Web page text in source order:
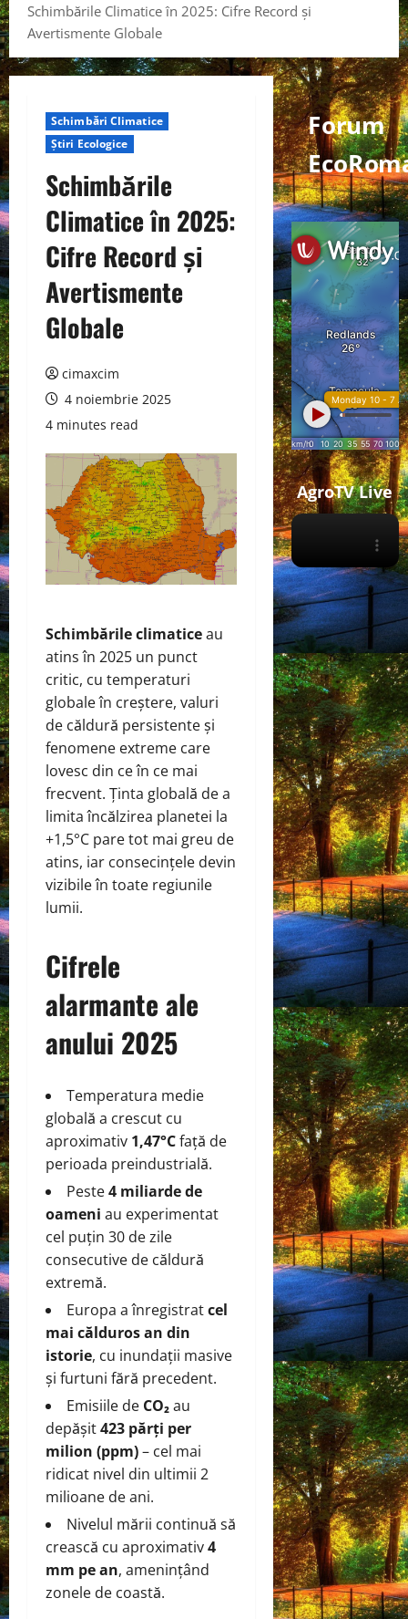
Schimbările Climatice în 2025: Cifre Record și
Avertismente Globale
Schimbări Climatice
Știri Ecologice
Schimbările
Climatice în 2025:
Cifre Record și
Avertismente
Globale
cimaxcim
4 noiembrie 2025
4 minutes read
Schimbările climaticeau
atins în 2025 un punct
critic, cu temperaturi
globale în creștere, valuri
de căldură persistente și
fenomene extreme care
lovesc din ce în ce mai
frecvent. Ținta globală de a
limita încălzirea planetei la
+1,5°C pare tot mai greu de
atins, iar consecințele devin
vizibile în toate regiunile
lumii.
Cifrele
alarmante ale
anului 2025
Temperatura medie
globală a crescut cu
aproximativ 1,47°Cfață de
perioada preindustrială.
Peste4 miliarde de
oameni au experimentat
cel puțin 30 de zile
consecutive de căldură
extremă.
Europa a înregistratcel
mai călduros an din
istorie, cu inundații masive
și furtuni fără precedent.
Emisiile de CO₂au
depășit423 părți per
milion (ppm)– cel mai
ridicat nivel din ultimii 2
milioane de ani.
Nivelul mării continuă să
crească cu aproximativ4
mm pe an, amenințând
zonele de coastă.
Forum
AgroTV Live